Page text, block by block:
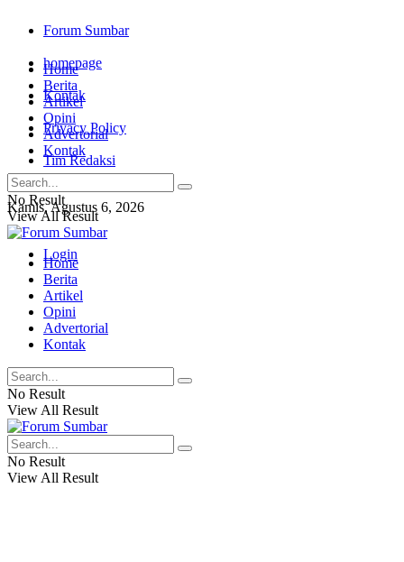
Forum Sumbar
homepage
Kontak
Privacy Policy
Tim Redaksi
Kamis, Agustus 6, 2026
Login
Home
Berita
Artikel
Opini
Advertorial
Kontak
No Result
View All Result
Home
Berita
Artikel
Opini
Advertorial
Kontak
No Result
View All Result
No Result
View All Result